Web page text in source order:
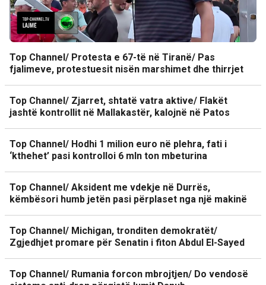
Top Channel/ Protesta e 67-të në Tiranë/ Pas
fjalimeve, protestuesit nisën marshimet dhe thirrjet
Top Channel/ Zjarret, shtatë vatra aktive/ Flakët
jashtë kontrollit në Mallakastër, kalojnë në Patos
Top Channel/ Hodhi 1 milion euro në plehra, fati i
‘kthehet’ pasi kontrolloi 6 mln ton mbeturina
Top Channel/ Aksident me vdekje në Durrës,
këmbësori humb jetën pasi përplaset nga një makinë
Top Channel/ Michigan, tronditen demokratët/
Zgjedhjet promare për Senatin i fiton Abdul El-Sayed
Top Channel/ Rumania forcon mbrojtjen/ Do vendosë